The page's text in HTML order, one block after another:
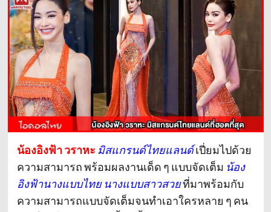
น้องอิงฟ้า วราหะ มิสแกรนด์ไทยแลนด์เปี่ยมไปด้วย
ความสามารถ พร้อมผลงานเด็ด ๆ แบบจัดเต็ม น้อง
อิงฟ้านางแบบไทย นางแบบสาวสวยที่มาพร้อมกับ
ความสามารถแบบจัดเต็มจนทำเอาใครหลาย ๆ คน